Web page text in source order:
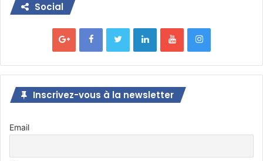
Social
Inscrivez-vous à la newsletter
Email